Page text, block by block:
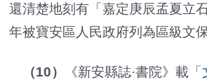
還清楚地刻有「嘉定庚辰孟夏立
年被寶安區人民政府列為區級文
（10） 《新安縣誌·書院》載「